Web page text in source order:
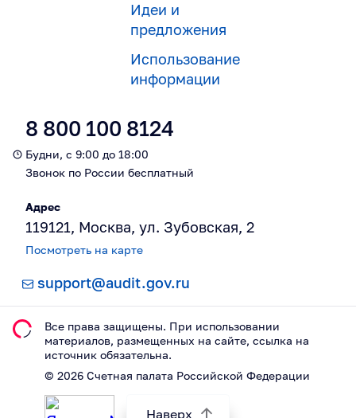
Идеи и
предложения
Использование
информации
8 800 100 8124
Будни, с 9:00 до 18:00
Звонок по России бесплатный
Адрес
119121, Москва, ул. Зубовская, 2
Посмотреть на карте
support@audit.gov.ru
Все права защищены. При использовании
материалов, размещeнных на сайте, ссылка на
источник обязательна.
© 2026 Счетная палата Российской Федерации
Наверх